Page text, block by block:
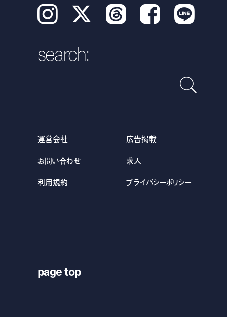
Instagram 𝕏 Threads Facebook LINE
search:
運営会社
広告掲載
お問い合わせ
求人
利用規約
プライバシーポリシー
page top